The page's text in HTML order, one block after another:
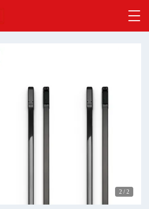
2 / 2